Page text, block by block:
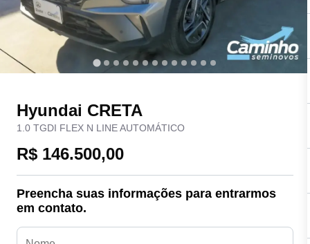
Hyundai CRETA
1.0 TGDI FLEX N LINE AUTOMÁTICO
R$ 146.500,00
Preencha suas informações para entrarmos
em contato.